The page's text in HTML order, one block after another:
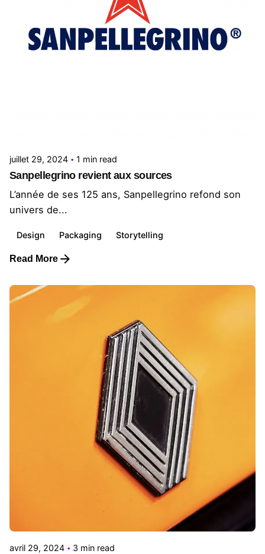
juillet 29, 2024 1 min read
Sanpellegrino revient aux sources
L’année de ses 125 ans, Sanpellegrino refond son
univers de...
Design Packaging Storytelling
Read More
avril 29, 2024 3 min read